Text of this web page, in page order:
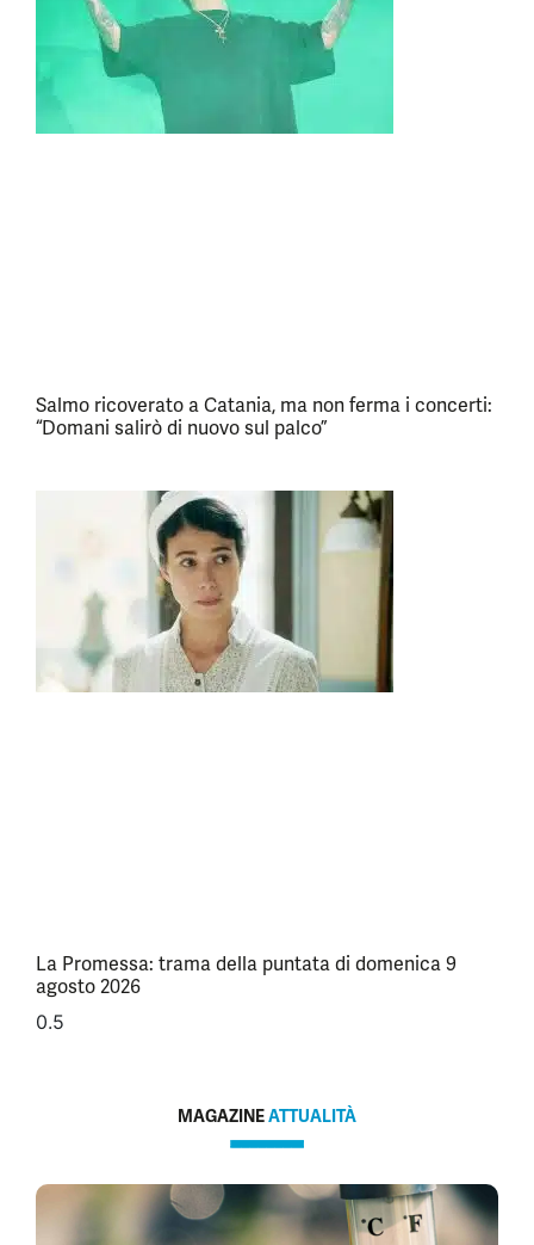
Salmo ricoverato a Catania, ma non ferma i concerti:
“Domani salirò di nuovo sul palco”
La Promessa: trama della puntata di domenica 9
agosto 2026
MAGAZINEATTUALITÀ